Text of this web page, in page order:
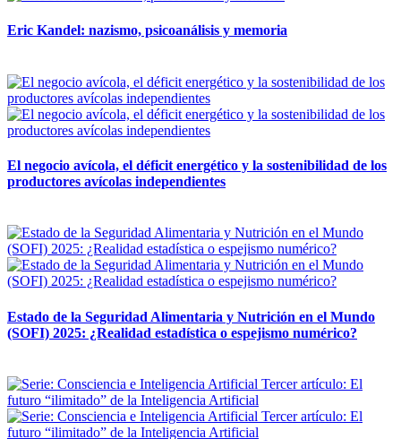
Eric Kandel: nazismo, psicoanálisis y memoria
El negocio avícola, el déficit energético y la sostenibilidad de los
productores avícolas independientes
Estado de la Seguridad Alimentaria y Nutrición en el Mundo
(SOFI) 2025: ¿Realidad estadística o espejismo numérico?